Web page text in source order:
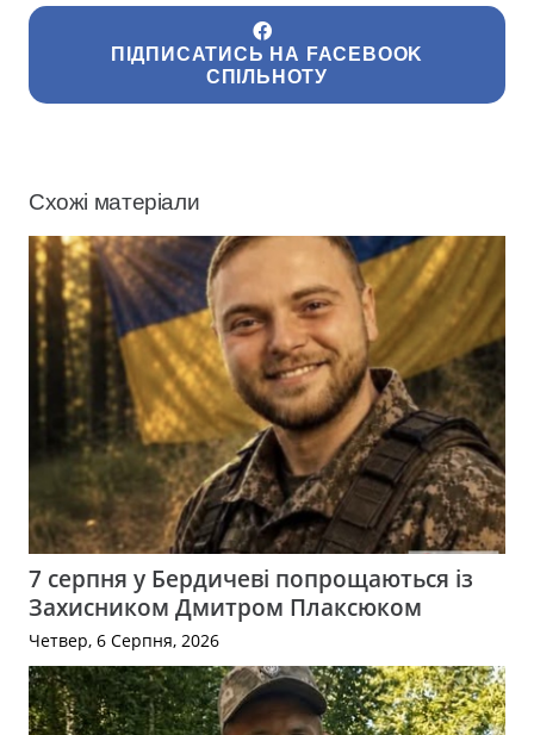
ПІДПИСАТИСЬ НА FACEBOOK
СПІЛЬНОТУ
Схожі матеріали
7 серпня у Бердичеві попрощаються із
Захисником Дмитром Плаксюком
Четвер, 6 Серпня, 2026